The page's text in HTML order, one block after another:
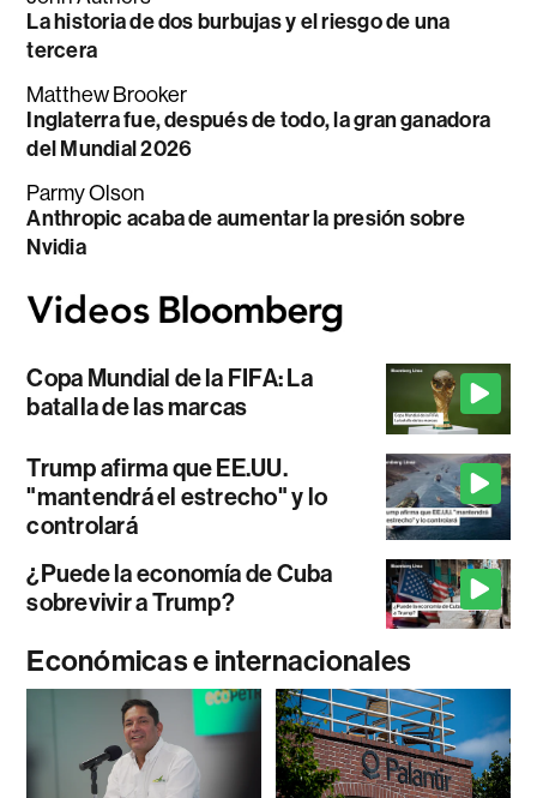
La historia de dos burbujas y el riesgo de una
tercera
Matthew Brooker
Inglaterra fue, después de todo, la gran ganadora
del Mundial 2026
Parmy Olson
Anthropic acaba de aumentar la presión sobre
Nvidia
Copa Mundial de la FIFA: La
batalla de las marcas
Trump afirma que EE.UU.
"mantendrá el estrecho" y lo
controlará
¿Puede la economía de Cuba
sobrevivir a Trump?
Económicas e internacionales